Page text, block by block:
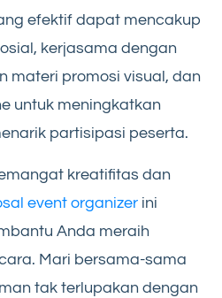
efektif dapat mencakup
kerjasama dengan
materi promosi visual, dan
untuk meningkatkan
partisipasi peserta.
kreatifitas dan
event organizer ini
Anda meraih
Mari bersama-sama
tak terlupakan dengan